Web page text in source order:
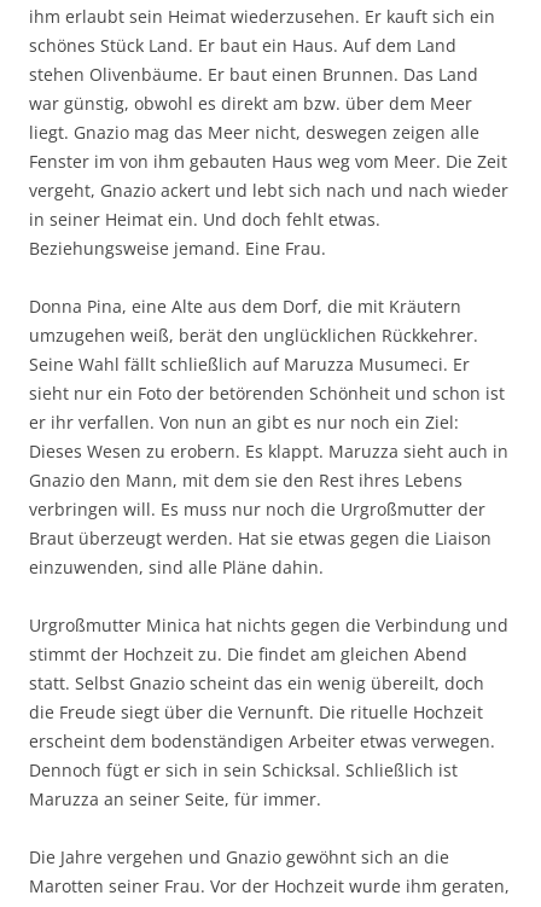
ihm erlaubt sein Heimat wiederzusehen. Er kauft sich ein
schönes Stück Land. Er baut ein Haus. Auf dem Land
stehen Olivenbäume. Er baut einen Brunnen. Das Land
war günstig, obwohl es direkt am bzw. über dem Meer
liegt. Gnazio mag das Meer nicht, deswegen zeigen alle
Fenster im von ihm gebauten Haus weg vom Meer. Die Zeit
vergeht, Gnazio ackert und lebt sich nach und nach wieder
in seiner Heimat ein. Und doch fehlt etwas.
Beziehungsweise jemand. Eine Frau.
Donna Pina, eine Alte aus dem Dorf, die mit Kräutern
umzugehen weiß, berät den unglücklichen Rückkehrer.
Seine Wahl fällt schließlich auf Maruzza Musumeci. Er
sieht nur ein Foto der betörenden Schönheit und schon ist
er ihr verfallen. Von nun an gibt es nur noch ein Ziel:
Dieses Wesen zu erobern. Es klappt. Maruzza sieht auch in
Gnazio den Mann, mit dem sie den Rest ihres Lebens
verbringen will. Es muss nur noch die Urgroßmutter der
Braut überzeugt werden. Hat sie etwas gegen die Liaison
einzuwenden, sind alle Pläne dahin.
Urgroßmutter Minica hat nichts gegen die Verbindung und
stimmt der Hochzeit zu. Die findet am gleichen Abend
statt. Selbst Gnazio scheint das ein wenig übereilt, doch
die Freude siegt über die Vernunft. Die rituelle Hochzeit
erscheint dem bodenständigen Arbeiter etwas verwegen.
Dennoch fügt er sich in sein Schicksal. Schließlich ist
Maruzza an seiner Seite, für immer.
Die Jahre vergehen und Gnazio gewöhnt sich an die
Marotten seiner Frau. Vor der Hochzeit wurde ihm geraten,